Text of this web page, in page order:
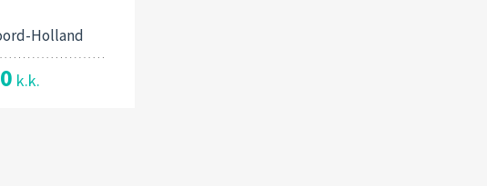
Holland
k.k.